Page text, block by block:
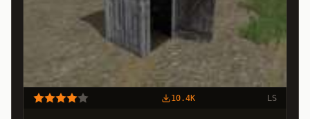
10.4K LS